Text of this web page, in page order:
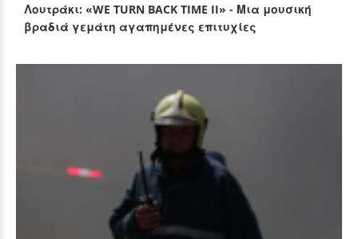
Λουτράκι: «WE TURN BACK TIME II» - Μια μουσική
βραδιά γεμάτη αγαπημένες επιτυχίες